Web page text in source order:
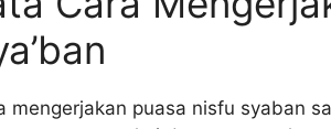
mengerjakan puasa nisfu syaban